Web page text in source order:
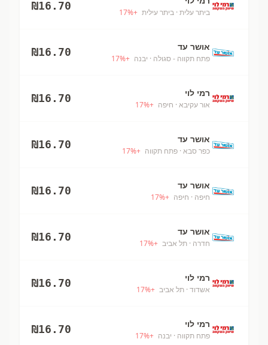
ביתר עלית · ביתר עילית +
17%
₪16.70
אושר עד
פתח תקווה - סגולה · יבנה +
17%
₪16.70
רמי לוי
אור עקיבא · חיפה +
17%
₪16.70
אושר עד
כפר סבא · פתח תקווה +
17%
₪16.70
אושר עד
חיפה · חיפה +
17%
₪16.70
אושר עד
חדרה · תל אביב +
17%
₪16.70
רמי לוי
אשדוד · תל אביב +
17%
₪16.70
רמי לוי
פתח תקווה · יבנה +
17%
₪16.70